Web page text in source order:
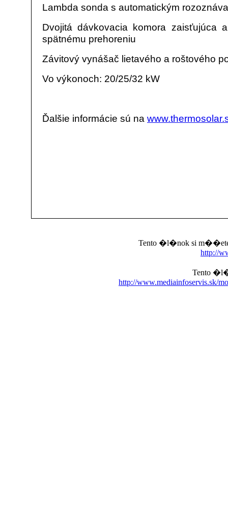
Lambda sonda s automatickým
Dvojitá dávkovacia komora zaisťujúca
spätnému prehoreniu
Závitový vynášač lietavého a roštového
Vo výkonoch: 20/25/32 kW
Ďalšie informácie sú na
Tento �l�nok si
http://
Tento
http://www.mediainfoservis.sk/